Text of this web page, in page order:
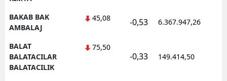
BAKAB BAK
AMBALAJ
45,08 -0,53 6.367.947,26
BALAT
BALATACILAR
BALATACILIK
75,50
-0,33 149.414,50